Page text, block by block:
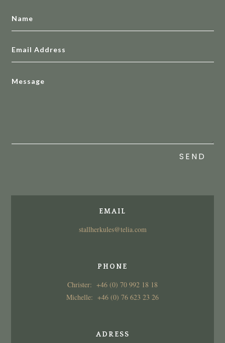
SEND
EMAIL
stallherkules@telia.com
PHONE
Christer: +46 (0) 70 992 18 18
Michelle: +46 (0) 76 623 23 26
ADRESS